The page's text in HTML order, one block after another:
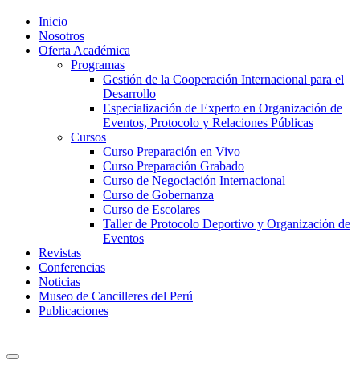
Inicio
Nosotros
Oferta Académica
Programas
Gestión de la Cooperación Internacional para el
Desarrollo
Especialización de Experto en Organización de
Eventos, Protocolo y Relaciones Públicas
Cursos
Curso Preparación en Vivo
Curso Preparación Grabado
Curso de Negociación Internacional
Curso de Gobernanza
Curso de Escolares
Taller de Protocolo Deportivo y Organización de
Eventos
Revistas
Conferencias
Noticias
Museo de Cancilleres del Perú
Publicaciones